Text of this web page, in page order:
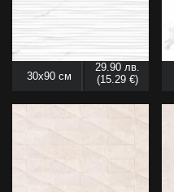
30x90 см
29.90 лв.
(15.29 €)